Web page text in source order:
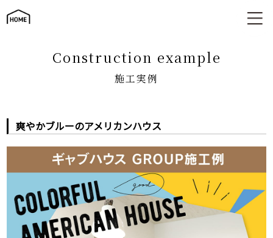
施工実例
construction example
施工実例
爽やかブルーのアメリカンハウス